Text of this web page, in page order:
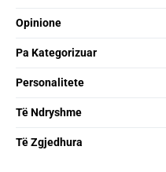
Opinione
Pa Kategorizuar
Personalitete
Të Ndryshme
Të Zgjedhura